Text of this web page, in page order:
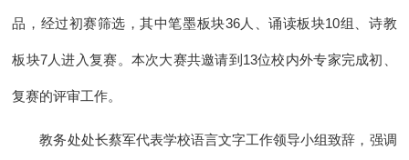
品，经过初赛筛选，其中笔墨板块36人、诵读板块10组、诗教
板块7人进入复赛。本次大赛共邀请到13位校内外专家完成初、
复赛的评审工作。
教务处处长蔡军代表学校语言文字工作领导小组致辞，强调